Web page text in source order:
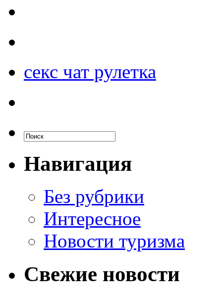
секс чат рулетка
Навигация
Без рубрики
Интересное
Новости туризма
Свежие новости